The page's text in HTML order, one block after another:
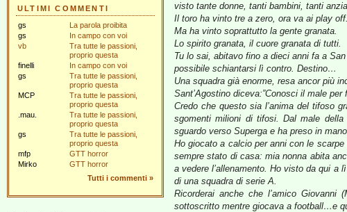
ULTIMI COMMENTI
gs
La parola proibita
gs
In campo con voi
vb
Tra tutte le passioni,
proprio questa
finelli
In campo con voi
gs
Tra tutte le passioni,
proprio questa
MCP
Tra tutte le passioni,
proprio questa
.mau.
Tra tutte le passioni,
proprio questa
gs
Tra tutte le passioni,
proprio questa
mfp
GTT horror
Mirko
GTT horror
Tutti i commenti »
visto tante donne, tanti bambini, tanti
Il toro ha vinto tre a zero, ora va ai play off.
Ma ha vinto soprattutto la gente granata.
Lo spirito granata, il cuore granata di tutti.
Tu lo sai, abitavo fino a dieci anni fa a
possibile schiantarsi lì contro. Destino…
Una squadra già enorme, resa ancor più
Sant’Agostino diceva:”Conosci il male per
Credo che questo sia l’anima del tifoso
sgomenti milioni di tifosi. Dal male della
sguardo verso Superga e ha preso in
Ho giocato a calcio per anni con le
sempre stato di casa: mia nonna abita
a vedere l’allenamento. Ho visto da qui a
di una squadra di serie A.
Ricorderai anche che l’amico
sottoscritto mentre giocava a football…e